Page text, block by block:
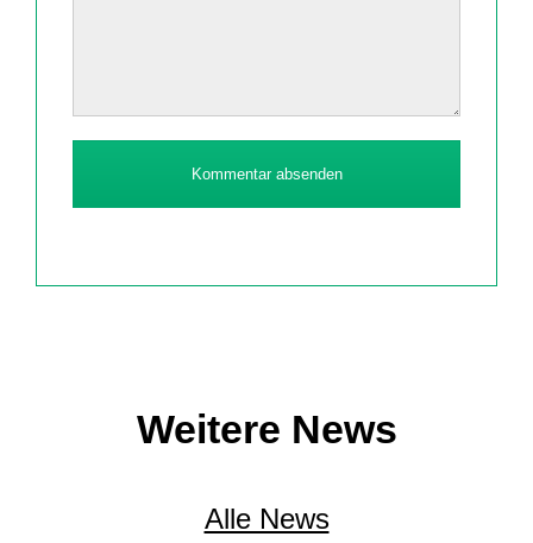
Kommentar absenden
Weitere News
Alle News